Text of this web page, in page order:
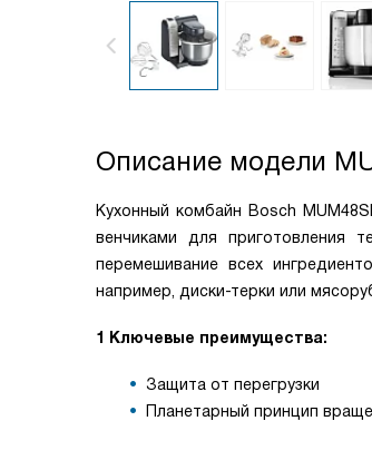
Описание модели
Кухонный комбайн Bosch
венчиками для приготовления
перемешивание всех
например, диски-терки или
1 Ключевые преимущества:
Защита от перегрузки
Планетарный принцип